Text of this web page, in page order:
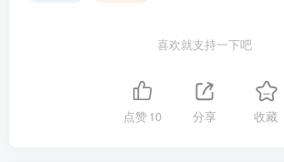
喜欢就支持一下吧
点赞10 分享 收藏